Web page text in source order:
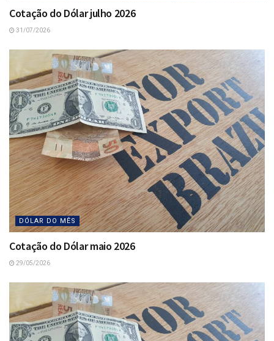
Cotação do Dólar julho 2026
31/07/2026
DÓLAR DO MÊS
Cotação do Dólar maio 2026
29/05/2026